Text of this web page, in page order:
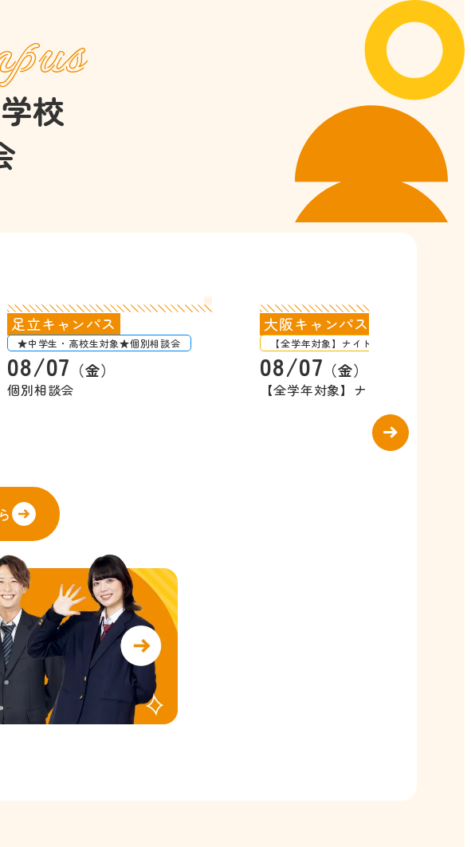
校
足立キャンパス
★中学生・高校生対象★個別相談会
08/07 （金）
個別相談会
大阪キャンパス
【全学年対象】ナイト学校説明会
08/07 （金）
【全学年対象】ナイト学校説明会